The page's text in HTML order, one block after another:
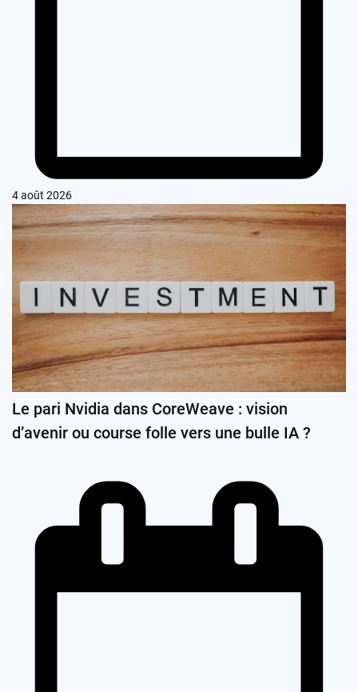
4 août 2026
Le pari Nvidia dans CoreWeave : vision
d’avenir ou course folle vers une bulle IA ?